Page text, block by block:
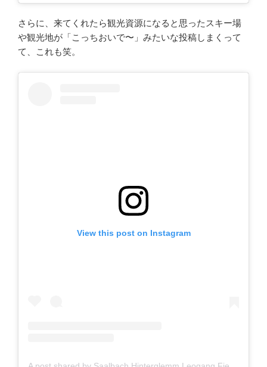
さらに、来てくれたら観光資源になると思ったスキー場
や観光地が「こっちおいで〜」みたいな投稿しまくって
て、これも笑。
View this post on Instagram